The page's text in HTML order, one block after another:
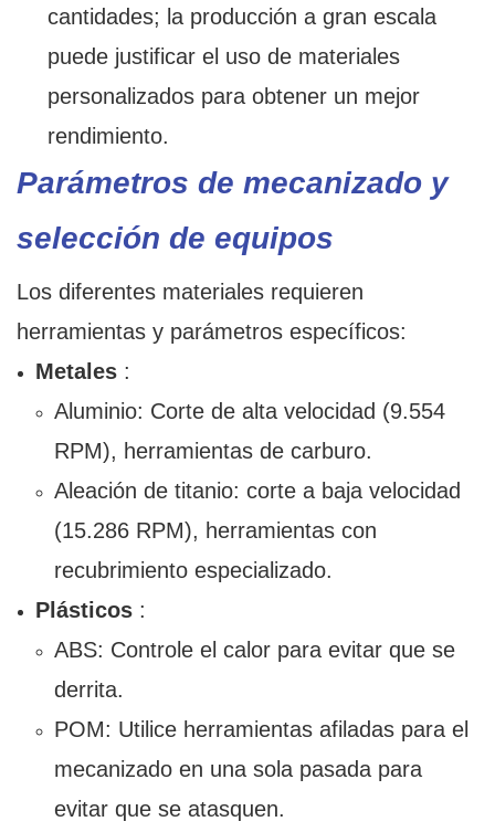
cantidades; la producción a gran escala
puede justificar el uso de materiales
personalizados para obtener un mejor
rendimiento.
Parámetros de mecanizado y
selección de equipos
Los diferentes materiales requieren
herramientas y parámetros específicos:
Metales:
Aluminio: Corte de alta velocidad (9.554
RPM), herramientas de carburo.
Aleación de titanio: corte a baja velocidad
(15.286 RPM), herramientas con
recubrimiento especializado.
Plásticos:
ABS: Controle el calor para evitar que se
derrita.
POM: Utilice herramientas afiladas para el
mecanizado en una sola pasada para
evitar que se atasquen.